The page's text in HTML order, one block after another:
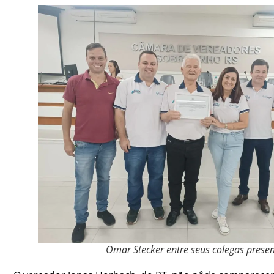
Omar Stecker entre seus colegas